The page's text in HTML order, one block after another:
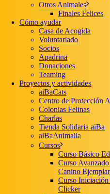
Otros Animales
Finales Felices
Cómo ayudar
Casa de Acogida
Voluntariado
Socios
Apadrina
Donaciones
Teaming
Proyectos y actividades
aiBaCats
Centro de Protección
Colonias Felinas
Charlas
Tienda Solidaria aiBa
aiBaAnimalia
Cursos
Curso Básico
Curso
Canino Ejemplar
Curso
Clicker